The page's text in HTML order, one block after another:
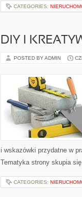
CATEGORIES:
DIY I
POSTED BY ADMIN
i wskazówki przydatne w
Tematyka strony skupia
CATEGORIES: